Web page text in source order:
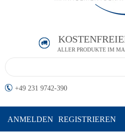
ALLER PRODUKTE IM
+49 231 9742-390
ANMELDEN REGISTRIEREN